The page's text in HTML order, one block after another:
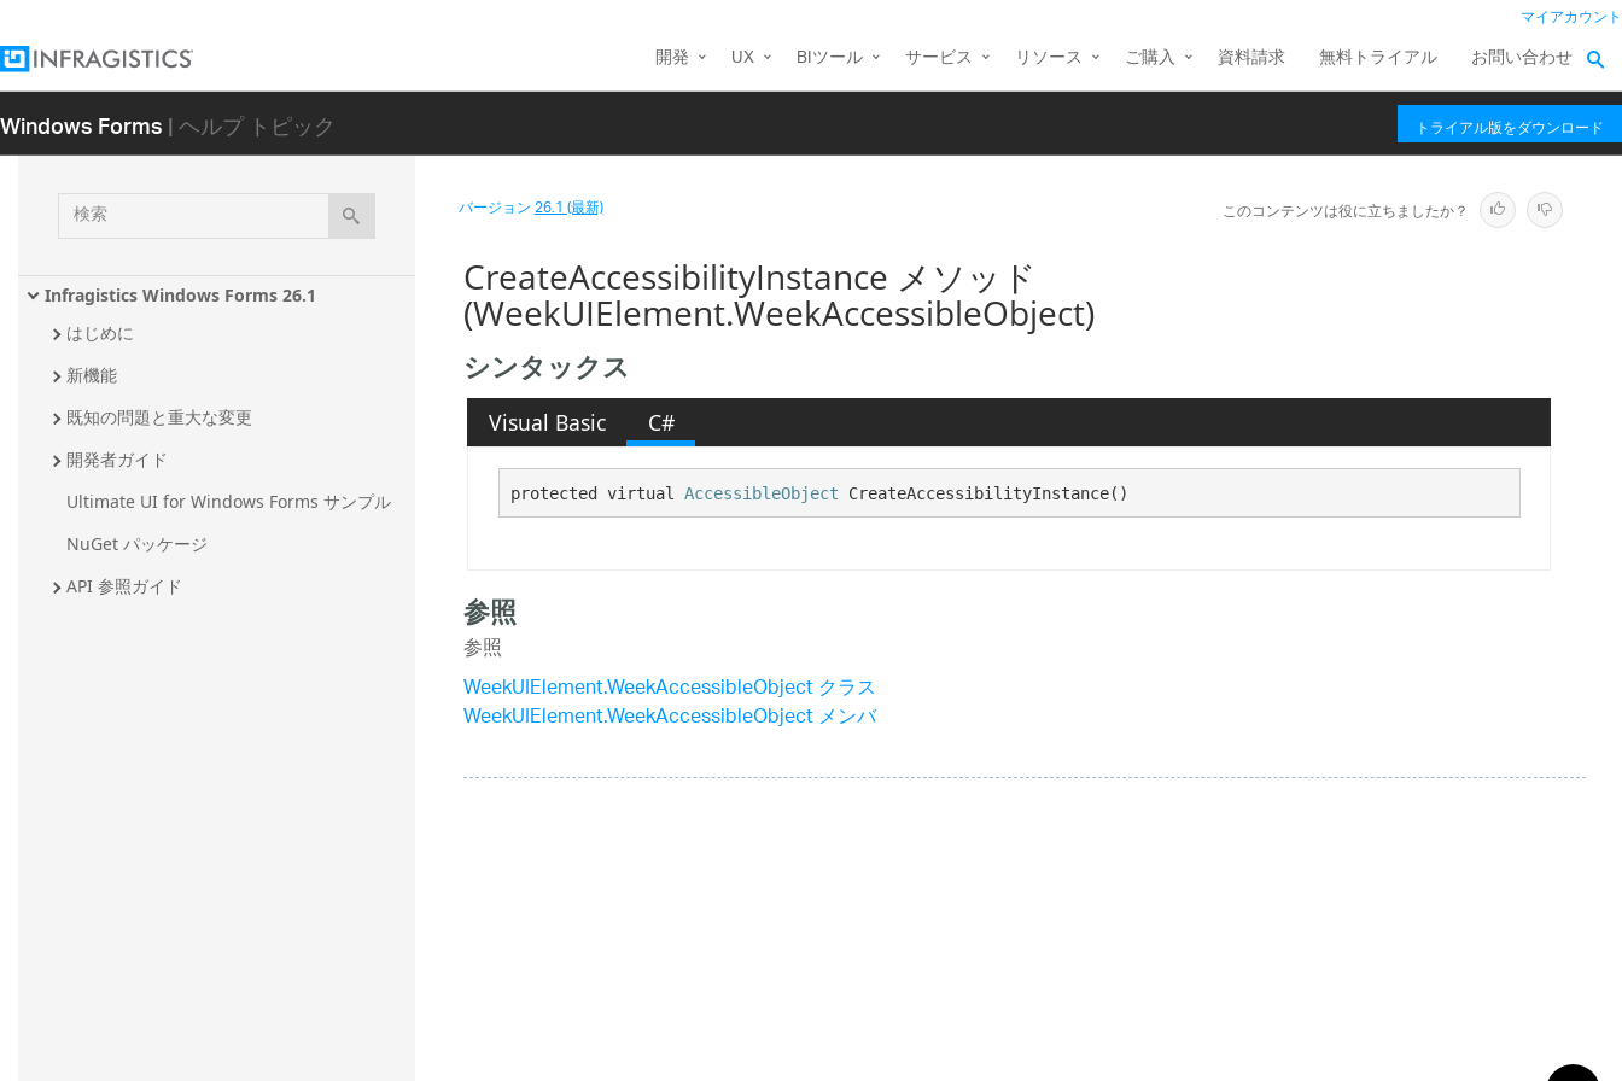
マイアカウント
開発 UX BIツール サービス リソース ご購入 資料請求 無料トライアル お問い合わせ
Windows Forms| ヘルプ トピック トライアル版をダウンロード
検
索
Infragistics Windows Forms 26.1
はじめに
新機能
既知の問題と重大な変更
開発者ガイド
Ultimate UI for Windows Forms サンプル
NuGet パッケージ
API 参照ガイド
バージョン26.1 (最新) このコンテンツは役に立ちましたか？
CreateAccessibilityInstance メソッド
(WeekUIElement.WeekAccessibleObject)
シンタックス
Visual Basic C#
protected virtual AccessibleObject CreateAccessibilityInstance()
参照
参照
WeekUIElement.WeekAccessibleObject クラス
WeekUIElement.WeekAccessibleObject メンバ